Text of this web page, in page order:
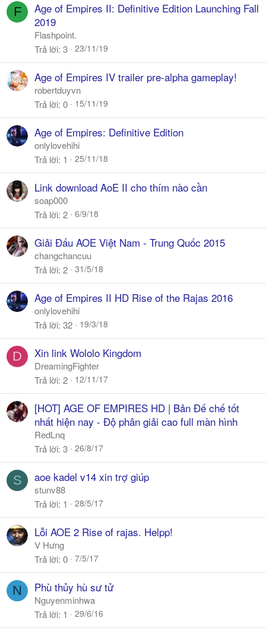
F
Age of Empires II: Definitive Edition Launching Fall
2019
Flashpoint.
Trả lời 3 23/11/19
Age of Empires IV trailer pre-alpha gameplay!
robertduyvn
Trả lời 0 15/11/19
Age of Empires: Definitive Edition
onlylovehihi
Trả lời 1 25/11/18
Link download AoE II cho thím nào cần
soap000
Trả lời 2 6/9/18
Giải Đấu AOE Việt Nam - Trung Quốc 2015
changchancuu
Trả lời 2 31/5/18
Age of Empires II HD Rise of the Rajas 2016
onlylovehihi
Trả lời 32 19/3/18
D Xin link Wololo Kingdom
DreamingFighter
Trả lời 2 12/11/17
[HOT] AGE OF EMPIRES HD | Bản Đế chế tốt
nhất hiện nay - Độ phân giải cao full màn hình
RedLnq
Trả lời 3 26/8/17
S aoe kadel v14 xin trợ giúp
stunv88
Trả lời 1 28/5/17
Lỗi AOE 2 Rise of rajas. Helpp!
V Hưng
Trả lời 0 7/5/17
N Phù thủy hù sư tử
Nguyenminhwa
Trả lời 1 29/6/16